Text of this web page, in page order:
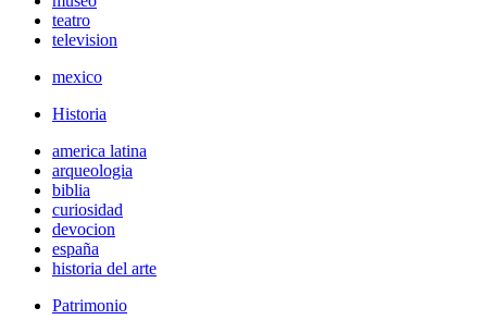
teatro
television
mexico
Historia
america latina
arqueologia
biblia
curiosidad
devocion
españa
historia del arte
Patrimonio